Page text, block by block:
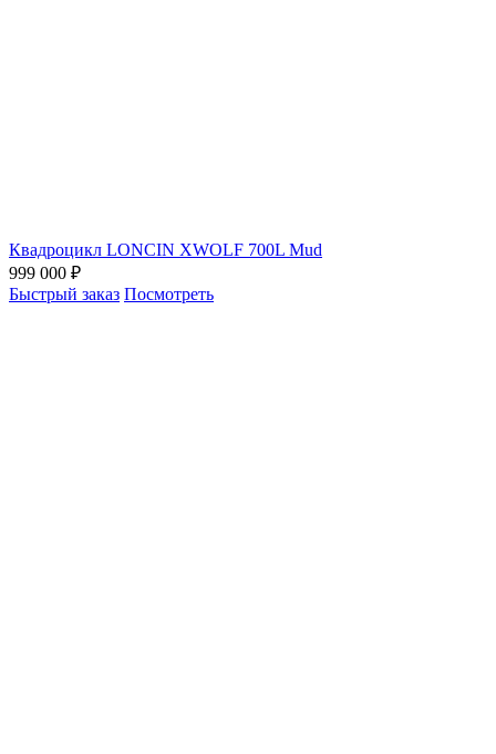
Квадроцикл LONCIN XWOLF 700L Mud
999 000 ₽
Быстрый заказ Посмотреть